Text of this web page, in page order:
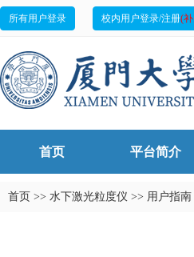
所有用户登录 校内用户登录/注册(
首页 平台简介
首页 >> 水下激光粒度仪 >> 用户指南